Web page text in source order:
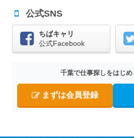
公式SNS
ちばキャリ
公式Facebook
千葉で仕事探しをはじめ
まずは会員登録